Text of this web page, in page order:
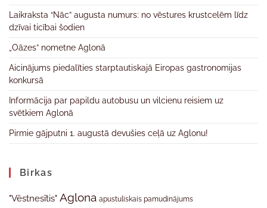
Laikraksta “Nāc” augusta numurs: no vēstures krustcelēm līdz
dzīvai ticībai šodien
„Oāzes” nometne Aglonā
Aicinājums piedalīties starptautiskajā Eiropas gastronomijas
konkursā
Informācija par papildu autobusu un vilcienu reisiem uz
svētkiem Aglonā
Pirmie gājputni 1. augustā devušies ceļā uz Aglonu!
Birkas
"Vēstnesītis" Aglona apustuliskais pamudinājums